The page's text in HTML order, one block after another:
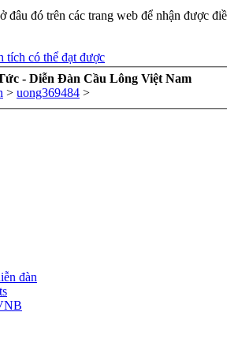
đâu đó trên các trang web để nhận được
tích có thể đạt được
- Diễn Đàn Cầu Lông Việt Nam
> uong369484 >
đàn